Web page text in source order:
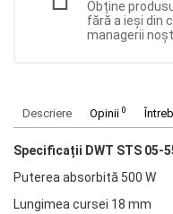
Obține
fără a ieși din
managerii
Descriere Opinii 0
Specificații DWT STS 05-
Puterea absorbită 500 W
Lungimea cursei 18 mm